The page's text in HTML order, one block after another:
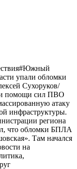
упали обломки
Сухоруков/
помощи сил ПВО
атаку
инфраструктуры.
региона
что обломки БПЛА
Там начался
на